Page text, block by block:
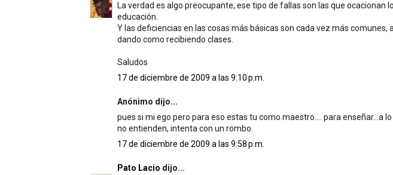
La verdad es algo preocupante, ese tipo de fallas son las que ocacionan
educación.
Y las deficiencias en las cosas más básicas son cada vez más comunes,
dando como recibiendo clases.
Saludos
17 de diciembre de 2009 a las 9:10 p.m.
Anónimo dijo...
pues si mi ego pero para eso estas tu como maestro.... para enseñar...a
no entienden, intenta con un rombo.
17 de diciembre de 2009 a las 9:58 p.m.
Pato Lacio dijo...